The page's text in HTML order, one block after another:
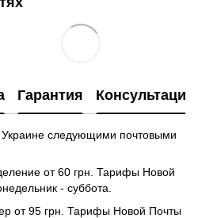
Гарантия Консультация
следующими почтовыми
от 60 грн. Тарифы Новой
- суббота.
от 95 грн. Тарифы Новой Почты